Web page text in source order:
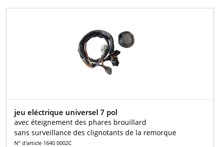
jeu eléctrique universel 7 pol
avec éteignement des phares brouillard
sans surveillance des clignotants de la remorque
N° d'article 1640 0002C